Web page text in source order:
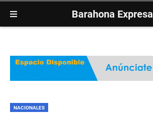
Barahona Expresa
NACIONALES